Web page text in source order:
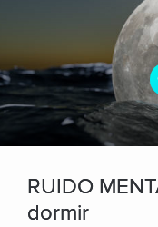
RUIDO
dormir